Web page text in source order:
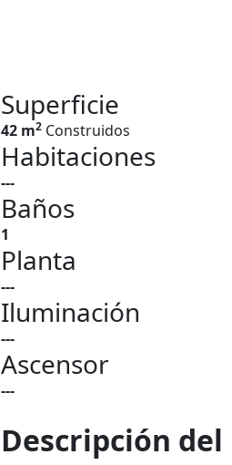
Superficie
42 m2 Construidos
Habitaciones
---
Baños
1
Planta
---
Iluminación
---
Ascensor
---
Descripción del